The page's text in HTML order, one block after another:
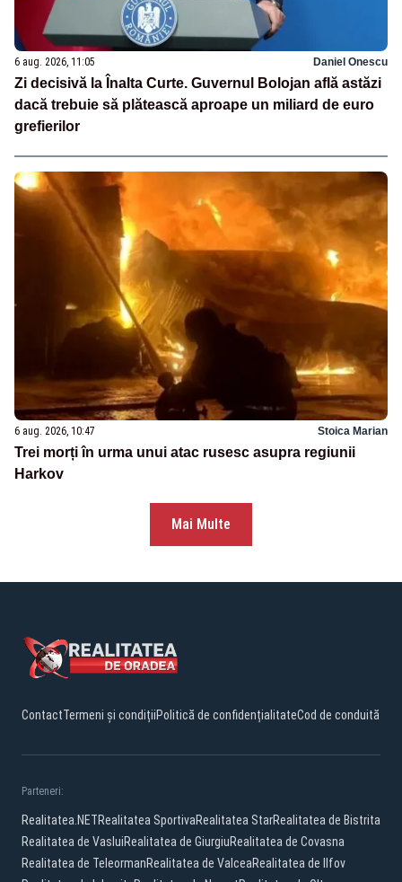
6 aug. 2026, 11:05 Daniel Onescu
Zi decisivă la Înalta Curte. Guvernul Bolojan află astăzi
dacă trebuie să plătească aproape un miliard de euro
grefierilor
6 aug. 2026, 10:47 Stoica Marian
Trei morți în urma unui atac rusesc asupra regiunii
Harkov
Mai Multe
ContactTermeni și condițiiPolitică de confidențialitateCod de conduită
Parteneri:
Realitatea.NETRealitatea SportivaRealitatea StarRealitatea de Bistrita
Realitatea de VasluiRealitatea de GiurgiuRealitatea de Covasna
Realitatea de TeleormanRealitatea de ValceaRealitatea de Ilfov